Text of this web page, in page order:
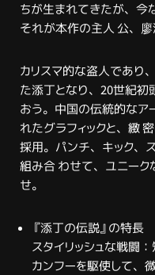
ちが生まれてきたが、今
それが本作の主人 公、廖
カリスマ的な盗人であり
た添丁となり、20世紀
おう。中国の伝統的なア
れたグラフィックと、緻
採用。パンチ、キック、
組み合 わせて、ユニー
せ。
『添丁の伝説』の特長
スタイリッシュな戦闘
カンフーを駆使して、